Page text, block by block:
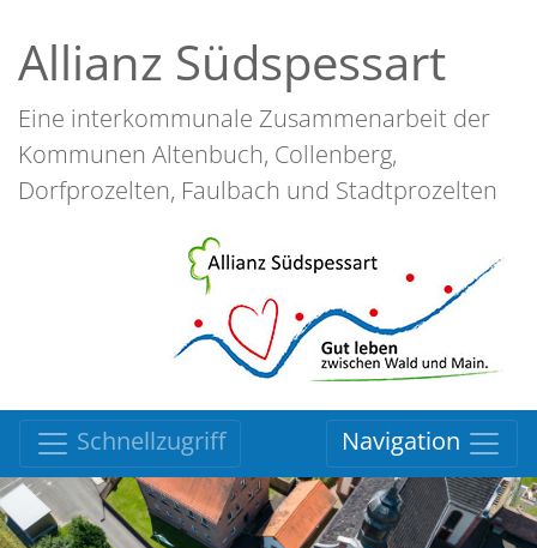
Allianz Südspessart
Eine interkommunale Zusammenarbeit der
Kommunen Altenbuch, Collenberg,
Dorfprozelten, Faulbach und Stadtprozelten
Schnellzugriff Navigation